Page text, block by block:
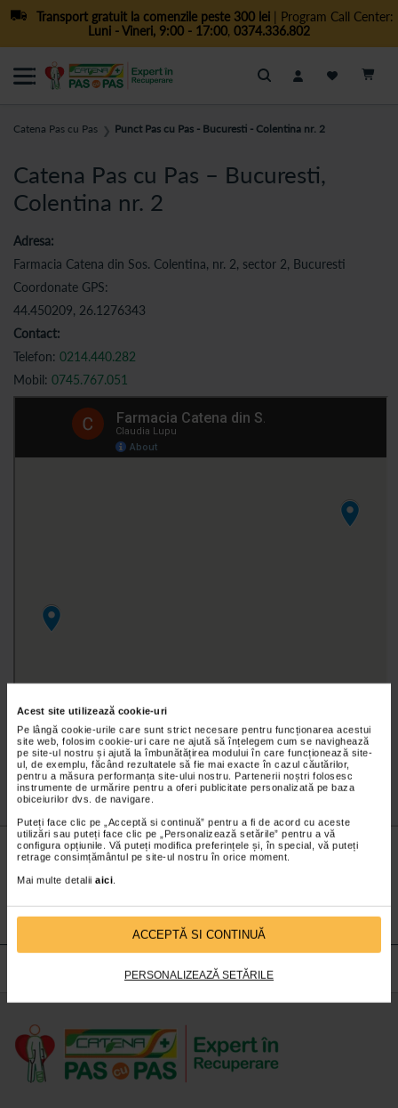
Acest site utilizează cookie-uri
Pe lângă cookie-urile care sunt strict necesare pentru funcționarea acestui
site web, folosim cookie-uri care ne ajută să înțelegem cum se navighează
pe site-ul nostru și ajută la îmbunătățirea modului în care funcționează site-
ul, de exemplu, făcând rezultatele să fie mai exacte în cazul căutărilor,
pentru a măsura performanța site-ului nostru. Partenerii noștri folosesc
instrumente de urmărire pentru a oferi publicitate personalizată pe baza
obiceiurilor dvs. de navigare.
Puteți face clic pe „Acceptă si continuă” pentru a fi de acord cu aceste
utilizări sau puteți face clic pe „Personalizează setările” pentru a vă
configura opțiunile. Vă puteți modifica preferințele și, în special, vă puteți
retrage consimțământul pe site-ul nostru în orice moment.
Mai multe detalii aici
ACCEPTĂ SI CONTINUĂ
PERSONALIZEAZĂ SETĂRILE
Transport gratuit la comenzile peste 300 lei| Program Call Center:
Luni - Vineri, 9:00 - 17:00, 0374.336.802
Cautare
Catena Pas cu Pas ❯ Punct Pas cu Pas - Bucuresti - Colentina nr. 2
Catena Pas cu Pas – Bucuresti,
Colentina nr. 2
Adresa:
Farmacia Catena din Sos. Colentina, nr. 2, sector 2, Bucuresti
Coordonate GPS:
44.450209, 26.1276343
Contact:
Telefon: 0214.440.282
Mobil: 0745.767.051
Nu lăsa niciunpreț micneobservat.
Abonează-te
Abonare